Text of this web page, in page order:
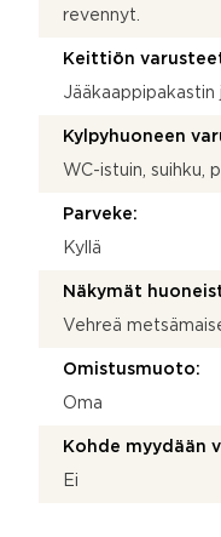
revennyt.
Keittiön
Jääkaappipakastin
Kylpyhuoneen
WC-istuin, suihku,
Parveke:
Kyllä
Näkymät
Vehreä
Omistusmuoto:
Oma
Kohde myydään
Ei